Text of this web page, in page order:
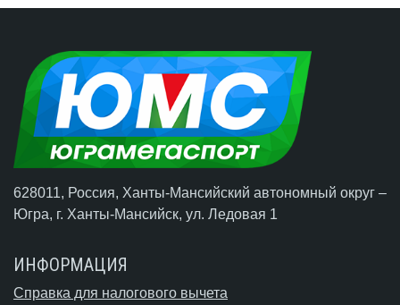
628011, Россия, Ханты-Мансийский автономный округ –
Югра, г. Ханты-Мансийск, ул. Ледовая 1
ИНФОРМАЦИЯ
Справка для налогового вычета